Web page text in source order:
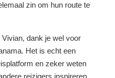
zin om hun route te
dank je wel voor
Het is echt een
en zeker weten
reizigers inspireren.